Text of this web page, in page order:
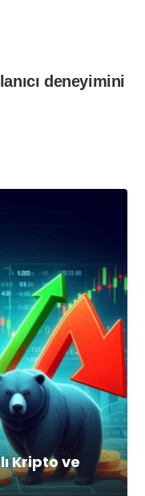
deneyimini
Kripto ve